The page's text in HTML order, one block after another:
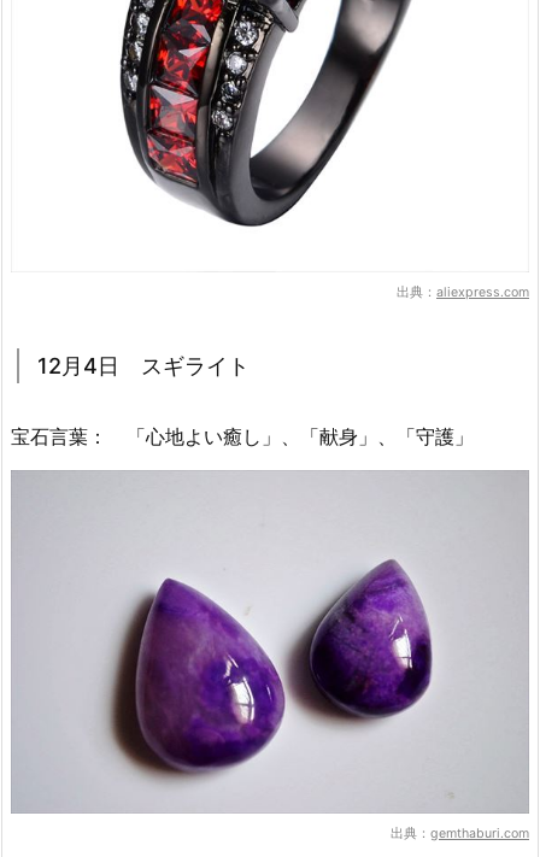
出典： aliexpress.com
12月4日 スギライト
宝石言葉： 「心地よい癒し」、「献身」、「守護」
出典： gemthaburi.com